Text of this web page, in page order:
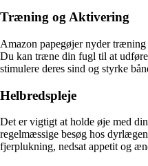
Træning og Aktivering
Amazon papegøjer nyder
Du kan træne din fugl til at
stimulere deres sind og styrke
Helbredspleje
Det er vigtigt at holde øje med
regelmæssige besøg hos
fjerplukning, nedsat appetit og